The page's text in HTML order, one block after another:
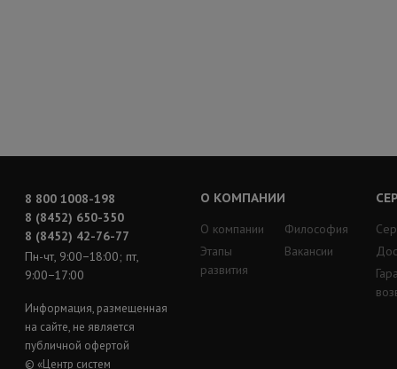
8 800 1008-198
8 (8452) 650-350
8 (8452) 42-76-77
Пн-чт, 9:00−18:00; пт,
9:00−17:00
Информация, размещенная
на сайте, не является
публичной офертой
© «Центр систем
О КОМПАНИИ
О компании
Этапы
развития
Философия
Вакансии